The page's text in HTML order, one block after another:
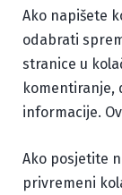
Ako napišete
odabrati
stranice u
komentiranje,
informacije.
Ako posjetite
privremeni